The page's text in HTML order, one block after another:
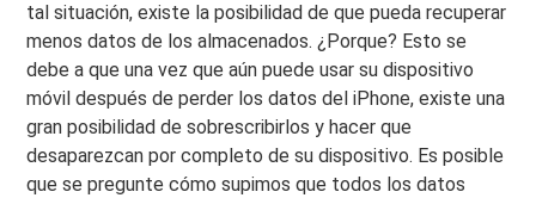
tal situación, existe la posibilidad de que pueda recuperar
menos datos de los almacenados. ¿Porque? Esto se
debe a que una vez que aún puede usar su dispositivo
móvil después de perder los datos del iPhone, existe una
gran posibilidad de sobrescribirlos y hacer que
desaparezcan por completo de su dispositivo. Es posible
que se pregunte cómo supimos que todos los datos